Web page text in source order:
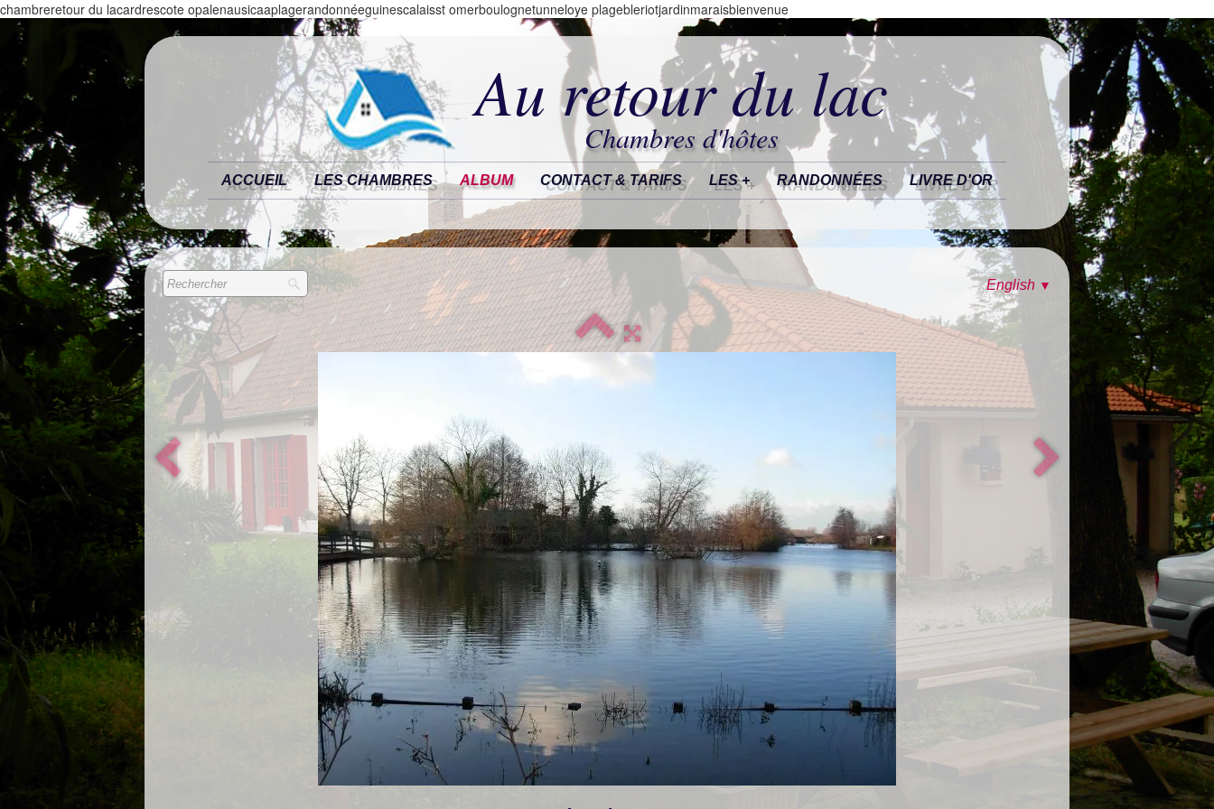
chambreretour du lacardrescote opalenausicaaplagerandonnéeguinescalaisst omerboulognetunneloye plagebleriotjardinmaraisbienvenue
Au retour du lac
Chambres d'hôtes
ACCUEIL LES CHAMBRES ALBUM CONTACT & TARIFS LES + RANDONNÉES LIVRE D'OR
English ▼